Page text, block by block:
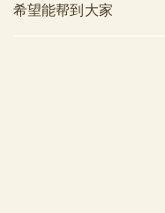
希望能帮到大家